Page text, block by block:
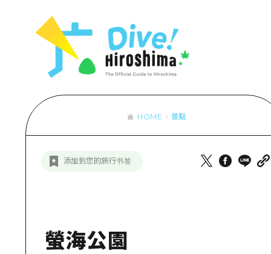
HOME 景點
添加到您的旅行书签
螢海公園